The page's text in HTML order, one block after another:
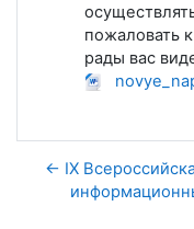
пожаловать
рады вас
← IX